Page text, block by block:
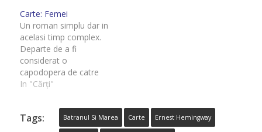
sa, sriitorul este un
maestru desavarsit si in
creatia de povestiri.
Noua povestiri care…
departare…
Carte: Femei
Un roman simplu dar in
acelasi timp complex.
Departe de a fi
considerat o
capodopera de catre
canonul occidental,
degraba iubit si ridicat in
slavi in principal de
In "Cărți"
Tags: Batranul Si Marea Carte Ernest Hemingway